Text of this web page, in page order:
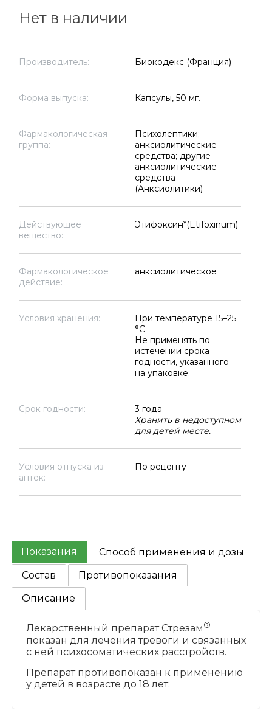
Нет в наличии
Производитель: Биокодекс (Франция)
Форма выпуска: Капсулы, 50 мг.
Фармакологическая
группа:
Психолептики;
анксиолитические
средства; другие
анксиолитические
средства
(Анксиолитики)
Действующее
вещество:
Этифоксин*(Etifoxinum)
Фармакологическое
действие:
анксиолитическое
Условия хранения:
При температуре 15–25
°C
Не применять по
истечении срока
годности, указанного
на упаковке.
Срок годности:
3 года
Хранить в недоступном
для детей месте.
Условия отпуска из
аптек:
По рецепту
Показания
Способ применения и дозы
Состав
Противопоказания
Описание
Лекарственный препарат Стрезам®
показан для лечения тревоги и связанных
с ней психосоматических расстройств.
Препарат противопоказан к применению
у детей в возрасте до 18 лет.